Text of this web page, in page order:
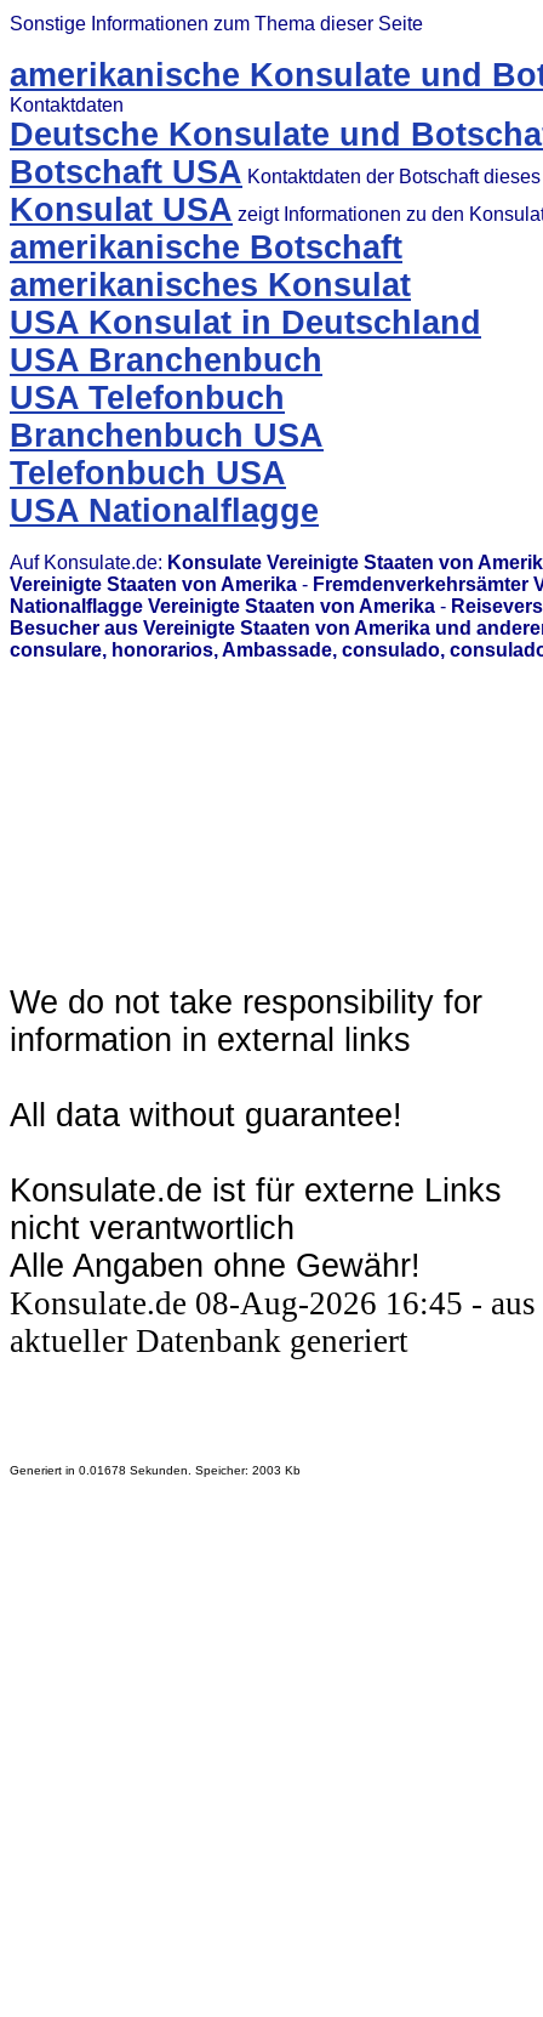
Sonstige Informationen zum Thema dieser Seite
amerikanische Konsulate und
Kontaktdaten
Deutsche Konsulate und
Botschaft USA Kontaktdaten der Botschaft
Konsulat USA zeigt Informationen zu den
amerikanische Botschaft
amerikanisches Konsulat
USA Konsulat in Deutschland
USA Branchenbuch
USA Telefonbuch
Branchenbuch USA
Telefonbuch USA
USA Nationalflagge
Auf Konsulate.de: Konsulate Vereinigte Staaten von
Vereinigte Staaten von Amerika - Fremdenverkehrsämter
Nationalflagge Vereinigte Staaten von Amerika -
Besucher aus Vereinigte Staaten von Amerika und
consulare, honorarios, Ambassade, consulado,
We do not take responsibility for
information in external links
All data without guarantee!
Konsulate.de ist für externe Links
nicht verantwortlich
Alle Angaben ohne Gewähr!
Konsulate.de 08-Aug-2026 16:45 - aus
aktueller Datenbank generiert
Generiert in 0.01678 Sekunden. Speicher: 2003 Kb